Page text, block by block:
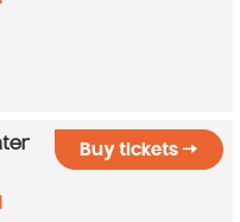
Buy tickets